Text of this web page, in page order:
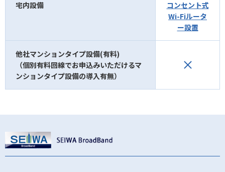
宅内設備
コンセント式
Wi-Fiルータ
ー設置
他社マンションタイプ設備(有料)
（個別有料回線でお申込みいただけるマ
ンションタイプ設備の導入有無）